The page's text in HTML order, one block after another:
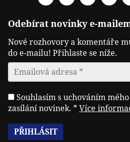
Odebírat novinky e-
Nové rozhovory a komentáře
do e-mailu! Přihlaste se níže.
Souhlasím s uchováním
zasílání novinek. * Více